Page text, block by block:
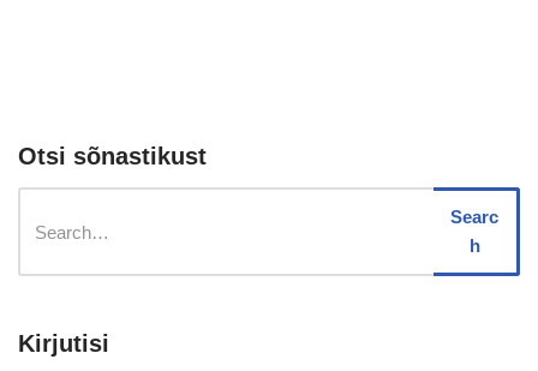
Otsi sõnastikust
Searc
h
Kirjutisi